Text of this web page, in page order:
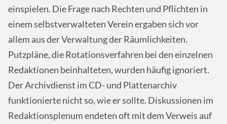
einspielen. Die Frage nach Rechten und Pflichten in
einem selbstverwalteten Verein ergaben sich vor
allem aus der Verwaltung der Räumlichkeiten.
Putzpläne, die Rotationsverfahren bei den einzelnen
Redaktionen beinhalteten, wurden häufig ignoriert.
Der Archivdienst im CD- und Plattenarchiv
funktionierte nicht so, wie er sollte. Diskussionen im
Redaktionsplenum endeten oft mit dem Verweis auf